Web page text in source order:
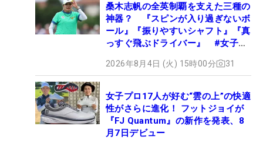
桑木志帆の全英制覇を支えた三種の
神器？ 『スピンが入り過ぎないボ
ール』『振りやすいシャフト』『真
っすぐ飛ぶドライバー』 #女子プ
2026年8月4日 (火) 15時00分 31
女子プロ17人が好む“雲の上”の快適
性がさらに進化！ フットジョイが
『FJ Quantum』の新作を発表、8
月7日デビュー